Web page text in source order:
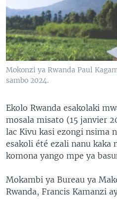
SÉCURITÉ
SCIENCE/TECHNOLOGIE
SPORTS
Mokonzi ya Rwanda Paul
sambo 2024.
Ekolo Rwanda esakolaki
mosala misato (15 janvier
lac Kivu kasi ezongi nsima
esakoli été ezali nanu kaka
komona yango mpe ya
Mokambi ya Bureau ya
Rwanda, Francis Kamanzi